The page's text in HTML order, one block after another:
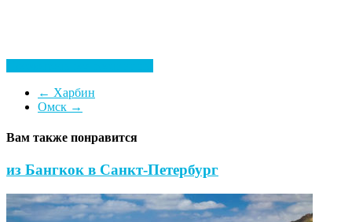
← Харбин
Омск →
Вам также понравится
из Бангкок в Санкт-Петербург